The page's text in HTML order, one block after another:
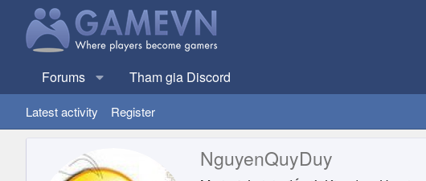
Forums Tham gia Discord
Latest activity Register
NguyenQuyDuy